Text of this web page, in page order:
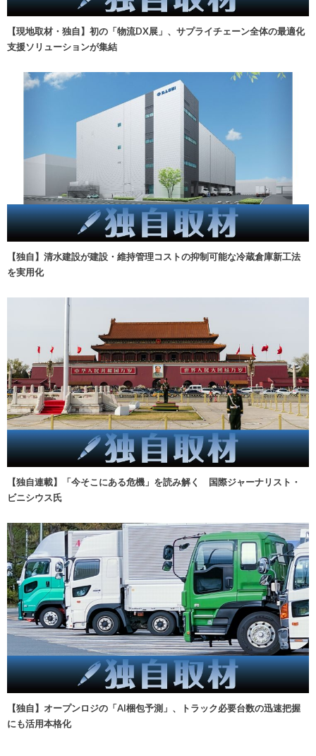
【現地取材・独自】初の「物流DX展」、サプライチェーン全体の最適化
支援ソリューションが集結
【独自】清水建設が建設・維持管理コストの抑制可能な冷蔵倉庫新工法
を実用化
【独自連載】「今そこにある危機」を読み解く 国際ジャーナリスト・
ビニシウス氏
【独自】オープンロジの「AI梱包予測」、トラック必要台数の迅速把握
にも活用本格化